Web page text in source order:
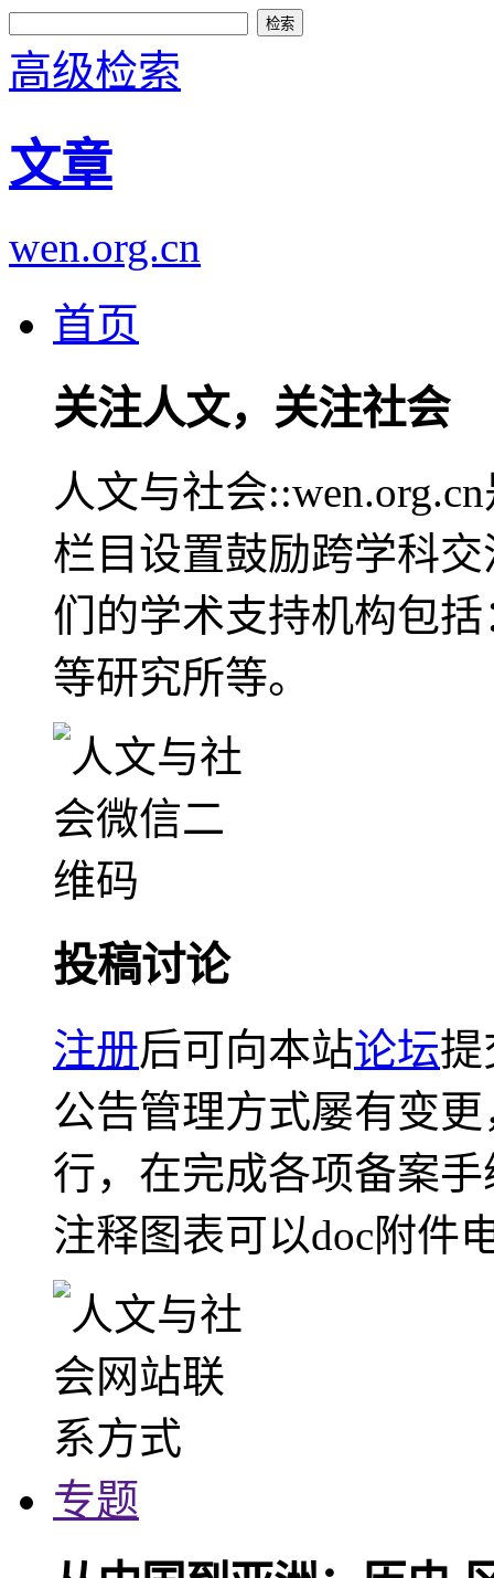
高级检索
文章
wen.org.cn
首页
关注人文，关注社会
人文与社会
栏目设置鼓励跨学科
们的学术支持机构包
等研究所等。
投稿讨论
注册后可向本站论坛提
公告管理方式屡有变
行，在完成各项备案
注释图表可以doc附件
专题